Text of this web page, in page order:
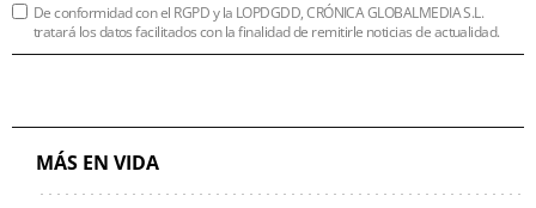
De conformidad con el RGPD y la LOPDGDD, CRÓNICA GLOBALMEDIA S.L.
tratará los datos facilitados con la finalidad de remitirle noticias de actualidad.
MÁS EN VIDA